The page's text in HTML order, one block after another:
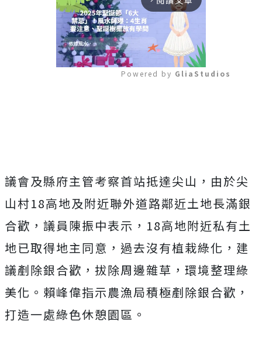
Powered by GliaStudios
議會及縣府主管考察首站抵達尖山，由於尖
山村18高地及附近聯外道路鄰近土地長滿銀
合歡，議員陳振中表示，18高地附近私有土
地已取得地主同意，過去沒有植栽綠化，建
議剷除銀合歡，拔除周邊雜草，環境整理綠
美化。賴峰偉指示農漁局積極剷除銀合歡，
打造一處綠色休憩園區。